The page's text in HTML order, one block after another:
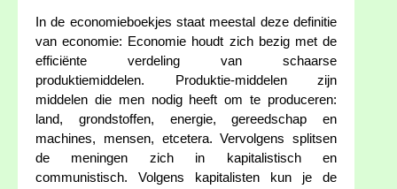
In de economieboekjes staat meestal deze definitie
van economie: Economie houdt zich bezig met de
efficiënte verdeling van schaarse
produktiemiddelen. Produktie-middelen zijn
middelen die men nodig heeft om te produceren:
land, grondstoffen, energie, gereedschap en
machines, mensen, etcetera. Vervolgens splitsen
de meningen zich in kapitalistisch en
communistisch. Volgens kapitalisten kun je de